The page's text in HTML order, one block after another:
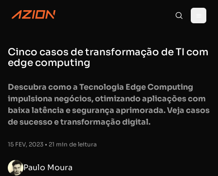
Cinco casos de transformação de TI com
edge computing
Descubra como a Tecnologia Edge Computing
impulsiona negócios, otimizando aplicações com
baixa latência e segurança aprimorada. Veja casos
de sucesso e transformação digital.
15 FEV, 2023 • 21 min de leitura
Paulo Moura